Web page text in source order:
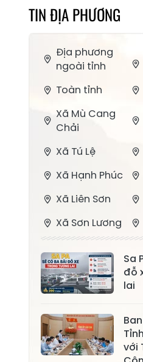
TIN ĐỊA PHƯƠNG
Địa phương
ngoài tỉnh
Toàn tỉnh
Xã Mù Cang
Chải
Xã Tú Lệ
Xã Hạnh Phúc
Xã Liên Sơn
Xã Sơn Lương
Bằng La
Xã Nghĩa Tâm
Xã Châu Quế
Xã Đông
Sa
đỗ
lai
với